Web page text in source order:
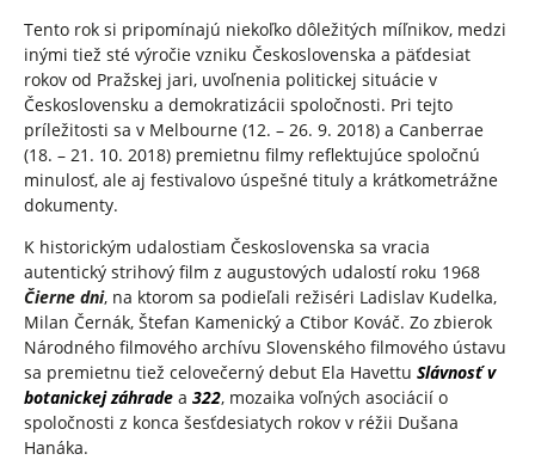
Tento rok si pripomínajú niekoľko dôležitých míľnikov, medzi
inými tiež sté výročie vzniku Československa a päťdesiat
rokov od Pražskej jari, uvoľnenia politickej situácie v
Československu a demokratizácii spoločnosti. Pri tejto
príležitosti sa v Melbourne (12. – 26. 9. 2018) a Canberrae
(18. – 21. 10. 2018) premietnu filmy reflektujúce spoločnú
minulosť, ale aj festivalovo úspešné tituly a krátkometrážne
dokumenty.
K historickým udalostiam Československa sa vracia
autentický strihový film z augustových udalostí roku 1968
Čierne dni, na ktorom sa podieľali režiséri Ladislav Kudelka,
Milan Černák, Štefan Kamenický a Ctibor Kováč. Zo zbierok
Národného filmového archívu Slovenského filmového ústavu
sa premietnu tiež celovečerný debut Ela Havettu Slávnosť v
botanickej záhrade a 322, mozaika voľných asociácií o
spoločnosti z konca šesťdesiatych rokov v réžii Dušana
Hanáka.